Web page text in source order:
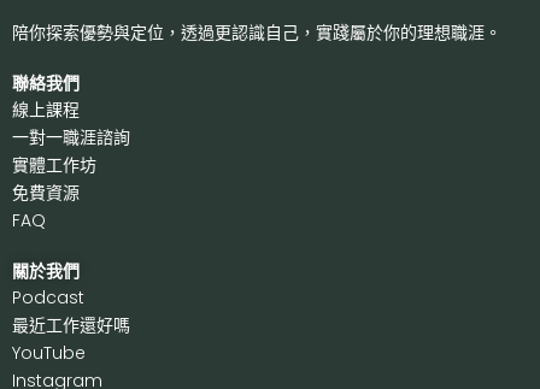
陪你探索優勢與定位，透過更認識自己， 實踐屬於你的理想職涯。
聯絡我們
線上課程
一對一職涯諮詢
實體工作坊
免費資源
FAQ
關於我們
Podcast
最近工作還好嗎
YouTube
Instagram